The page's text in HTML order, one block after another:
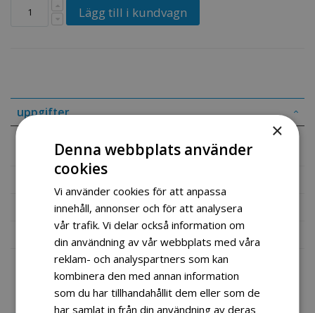
Lägg till i kundvagn
uppgifter
Brøyteskjær til ATV fra REXTON USA
Recensioner
Fil vedlegg
×
Denna webbplats använder
cookies
Vi använder cookies för att anpassa
innehåll, annonser och för att analysera
vår trafik. Vi delar också information om
din användning av vår webbplats med våra
reklam- och analyspartners som kan
kombinera den med annan information
som du har tillhandahållit dem eller som de
har samlat in från din användning av deras